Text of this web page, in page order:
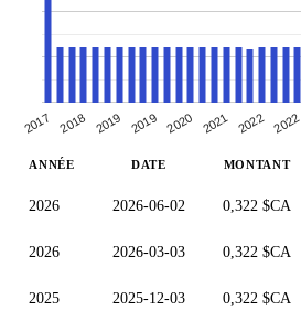
2017 2018 2019 2019 2020 2021 2022 2022
ANNÉE DATE MONTANT
2026 2026-06-02 0,322 $CA
2026 2026-03-03 0,322 $CA
2025 2025-12-03 0,322 $CA